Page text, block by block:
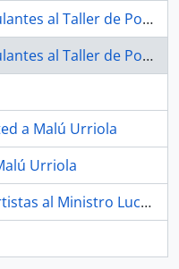
por Fundación Pablo Neruda a Malú Urriola
por Fundación Pablo Neruda a Malú Urriola
a Malú Urriola
Urriola
Luciano Cruz Coke